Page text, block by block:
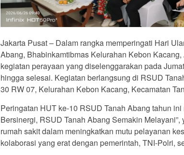
Jakarta Pusat – Dalam rangka memperingati Hari
Abang, Bhabinkamtibmas Kelurahan Kebon
kegiatan perayaan yang diselenggarakan pada
hingga selesai. Kegiatan berlangsung di RSUD
30 RW 07, Kelurahan Kebon Kacang, Kecamatan
Peringatan HUT ke-10 RSUD Tanah Abang tahun
Bersinergi, RSUD Tanah Abang Semakin
rumah sakit dalam meningkatkan mutu pelayanan
kolaborasi yang erat dengan pemerintah, TNI-Polri,